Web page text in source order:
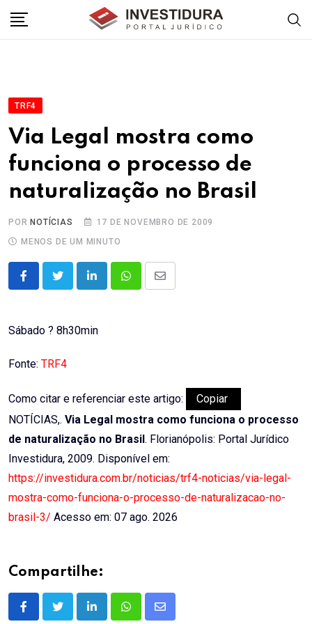
TRF4
Via Legal mostra como
funciona o processo de
naturalização no Brasil
POR NOTÍCIAS
17 DE NOVEMBRO DE 2009
MENOS DE UM MINUTO
LinkedInWhatsappShare
Sábado ? 8h30min
Fonte: TRF4
Como citar e referenciar este artigo:
Copiar
NOTÍCIAS,. Via Legal mostra como funciona o processo
de naturalização no Brasil . Florianópolis: Portal Jurídico
Investidura, 2009. Disponível em:
https://investidura.com.br/noticias/trf4-noticias/via-legal-
mostra-como-funciona-o-processo-de-naturalizacao-no-
brasil-3/ Acesso em: 07 ago. 2026
Compartilhe:
LinkedInWhatsappShare